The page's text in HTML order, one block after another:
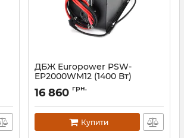
ДБЖ Europower PSW-
EP2000WM12 (1400 Вт)
Артикул: 02137
16 860 грн.
Купити